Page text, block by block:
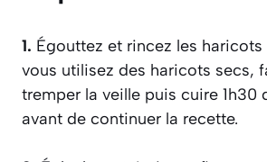
1. Égouttez et rincez les haricots
vous utilisez des haricots secs,
tremper la veille puis cuire 1h30
avant de continuer la recette.